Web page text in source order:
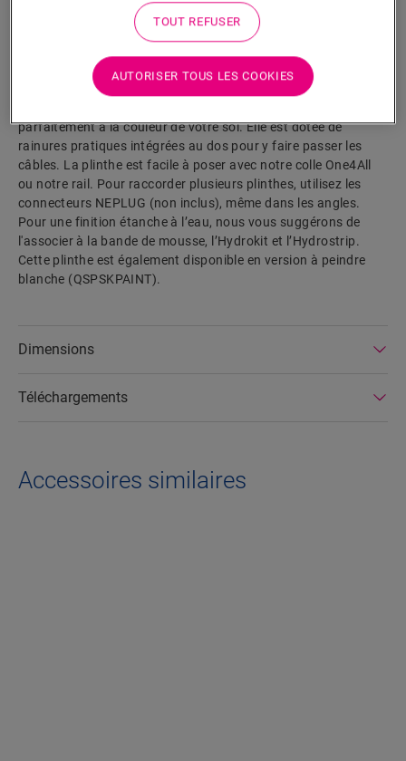
Fonctionnalités du produit
parfaitement à la couleur de votre sol. Elle est dotée de
rainures pratiques intégrées au dos pour y faire passer les
câbles. La plinthe est facile à poser avec notre colle One4All
ou notre rail. Pour raccorder plusieurs plinthes, utilisez les
connecteurs NEPLUG (non inclus), même dans les angles.
Pour une finition étanche à l’eau, nous vous suggérons de
l'associer à la bande de mousse, l’Hydrokit et l’Hydrostrip.
Cette plinthe est également disponible en version à peindre
blanche (QSPSKPAINT).
Dimensions
Téléchargements
Accessoires similaires
TOUT REFUSER
AUTORISER TOUS LES COOKIES